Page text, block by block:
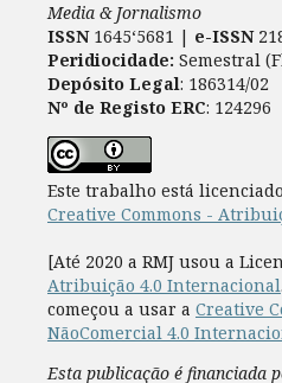
Media & Jornalismo
ISSN 1645‘5681 | e-ISSN
Peridiocidade: Semestral
Depósito Legal: 186314/02
Nº de Registo ERC: 124296
Este trabalho está
Creative Commons -
[Até 2020 a RMJ usou a
Atribuição 4.0 Internacional
começou a usar a Creative
NãoComercial 4.0
Esta publicação é financiada